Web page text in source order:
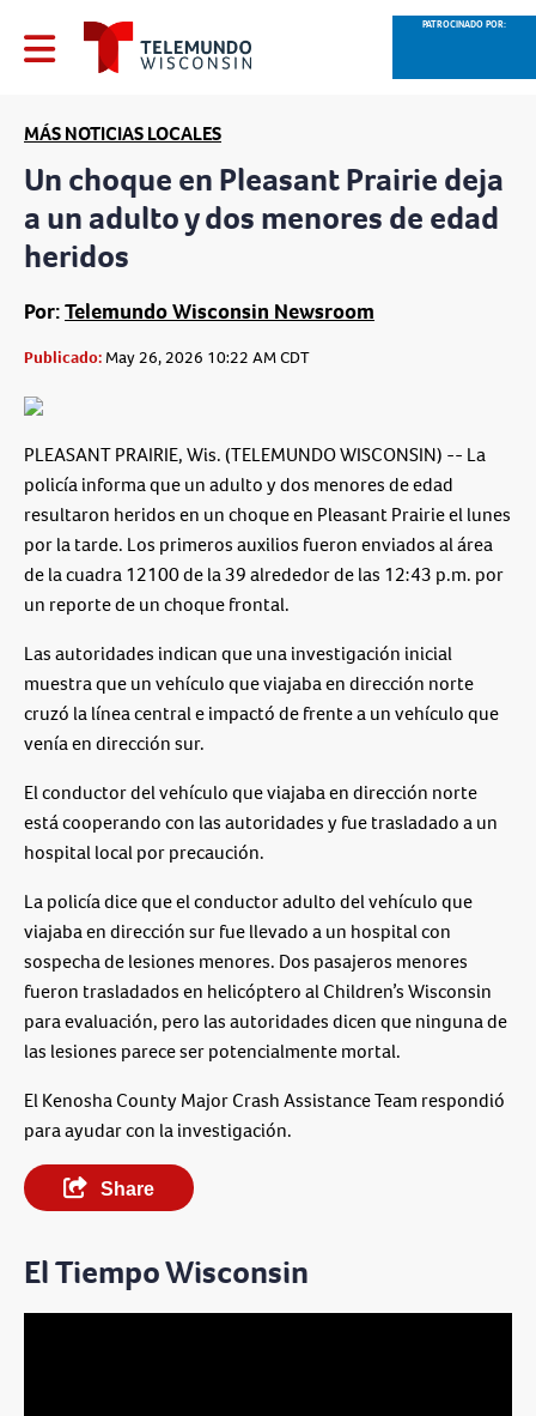
PATROCINADO POR:
MÁS NOTICIAS LOCALES
Un choque en Pleasant Prairie deja
a un adulto y dos menores de edad
heridos
Por:Telemundo Wisconsin Newsroom
Publicado: May 26, 2026 10:22 AM CDT
PLEASANT PRAIRIE, Wis. (TELEMUNDO WISCONSIN) -- La
policía informa que un adulto y dos menores de edad
resultaron heridos en un choque en Pleasant Prairie el lunes
por la tarde. Los primeros auxilios fueron enviados al área
de la cuadra 12100 de la 39 alrededor de las 12:43 p.m. por
un reporte de un choque frontal.
Las autoridades indican que una investigación inicial
muestra que un vehículo que viajaba en dirección norte
cruzó la línea central e impactó de frente a un vehículo que
venía en dirección sur.
El conductor del vehículo que viajaba en dirección norte
está cooperando con las autoridades y fue trasladado a un
hospital local por precaución.
La policía dice que el conductor adulto del vehículo que
viajaba en dirección sur fue llevado a un hospital con
sospecha de lesiones menores. Dos pasajeros menores
fueron trasladados en helicóptero al Children’s Wisconsin
para evaluación, pero las autoridades dicen que ninguna de
las lesiones parece ser potencialmente mortal.
El Kenosha County Major Crash Assistance Team respondió
para ayudar con la investigación.
Share
El Tiempo Wisconsin